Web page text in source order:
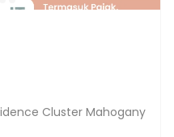
Cluster Mahogany